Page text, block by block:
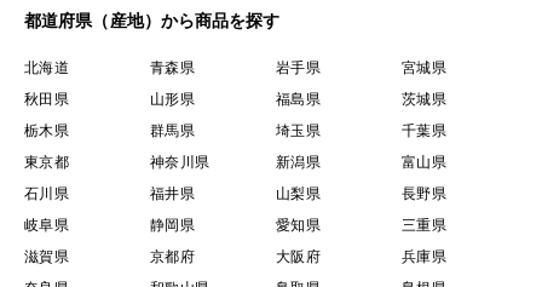
都道府県（産地）から商品を探す
北海道 青森県 岩手県
宮城県
秋田県
山形県 福島県
茨城県
栃木県
群馬県 埼玉県
千葉県
東京都
神奈川県 新潟県
富山県
石川県
福井県 山梨県
長野県
岐阜県
静岡県 愛知県
三重県
滋賀県
京都府 大阪府
兵庫県